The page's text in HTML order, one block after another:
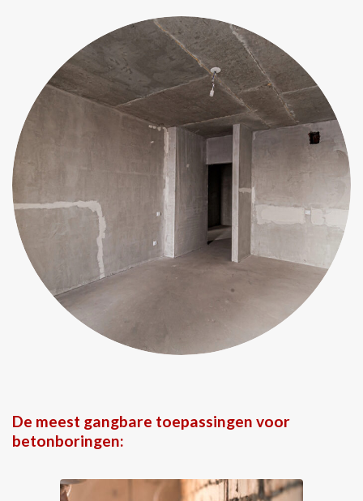
De meest gangbare toepassingen voor
betonboringen: